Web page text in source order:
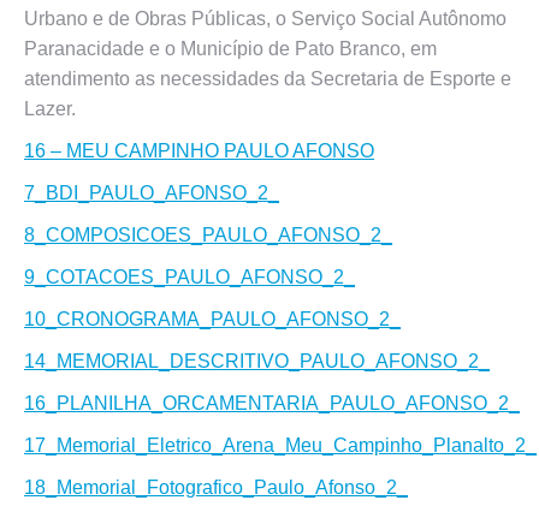
Urbano e de Obras Públicas, o Serviço Social Autônomo
Paranacidade e o Município de Pato Branco, em
atendimento as necessidades da Secretaria de Esporte e
Lazer.
16 – MEU CAMPINHO PAULO AFONSO
7_BDI_PAULO_AFONSO_2_
8_COMPOSICOES_PAULO_AFONSO_2_
9_COTACOES_PAULO_AFONSO_2_
10_CRONOGRAMA_PAULO_AFONSO_2_
14_MEMORIAL_DESCRITIVO_PAULO_AFONSO_2_
16_PLANILHA_ORCAMENTARIA_PAULO_AFONSO_2_
17_Memorial_Eletrico_Arena_Meu_Campinho_Planalto_2_
18_Memorial_Fotografico_Paulo_Afonso_2_